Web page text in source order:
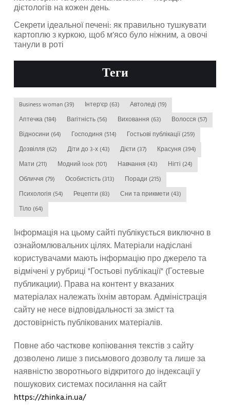
дієтологів на кожен день.
Секрети ідеальної печені: як правильно тушкувати
картоплю з куркою, щоб м’ясо було ніжним, а овочі
танули в роті
Теги
Business woman (39) Інтер'єр (63) Автоледі (19)
Аптечка (184) Вагітність (56) Виховання (63) Волосся (57)
Відносини (64) Господиня (514) Гостьові публікації(259)
Дозвілля (62) Діти до 3-х (43) Дієти (37) Красуня (394)
Мати (211) Модний look (101) Навчання (43) Нігті (24)
Обличчя (79) Особистість (313) Поради (215)
Психологія (54) Рецепти (83) Сни та прикмети (43)
Тіло (64)
Інформація на цьому сайті публікується виключно в
ознайомлювальних цілях. Матеріали надіслані
користувачами мають інформацію про джерело та
відмічені у рубриці "Гостьові публікації" (Гостевые
публикации). Права на контент у вказаних
матеріалах належать їхнім авторам. Адміністрація
сайту не несе відповідальності за зміст та
достовірність публікованих матеріалів.
Повне або часткове копіювання текстів з сайту
дозволено лише з письмового дозволу та лише за
наявністю зворотнього відкритого до індексації у
пошукових системах посилання на сайт
https://zhinka.in.ua/